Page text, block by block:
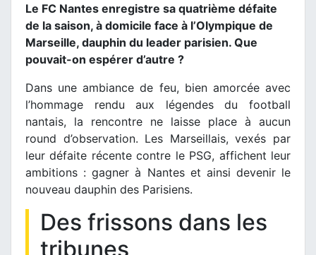
Le FC Nantes enregistre sa quatrième défaite
de la saison, à domicile face à l’Olympique de
Marseille, dauphin du leader parisien. Que
pouvait-on espérer d’autre ?
Dans une ambiance de feu, bien amorcée avec
l’hommage rendu aux légendes du football
nantais, la rencontre ne laisse place à aucun
round d’observation. Les Marseillais, vexés par
leur défaite récente contre le PSG, affichent leur
ambitions : gagner à Nantes et ainsi devenir le
nouveau dauphin des Parisiens.
Des frissons dans les
tribunes